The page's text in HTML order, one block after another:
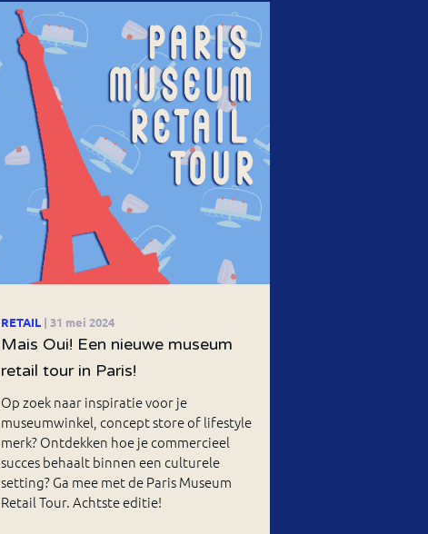
RETAIL | 31 mei 2024
Mais Oui! Een nieuwe museum
retail tour in Paris!
Op zoek naar inspiratie voor je
museumwinkel, concept store of lifestyle
merk? Ontdekken hoe je commercieel
succes behaalt binnen een culturele
setting? Ga mee met de Paris Museum
Retail Tour. Achtste editie!